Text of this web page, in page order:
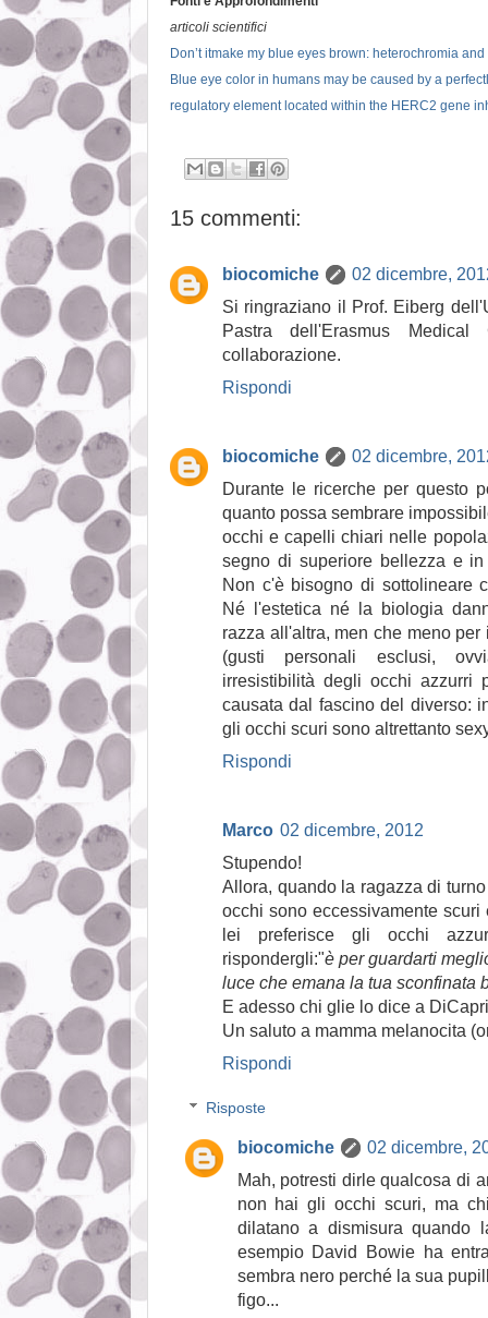
articoli scientifici
Don’t itmake my blue eyes brown: heterochromia
Blue eye color in humans may be caused by a
regulatory element located within the HERC2 gene
15 commenti:
biocomiche
02 dicembre,
Si ringraziano il Prof. Eiberg
Pastra dell'Erasmus
collaborazione.
Rispondi
biocomiche
02 dicembre,
Durante le ricerche per questo
quanto possa sembrare
occhi e capelli chiari nelle
segno di superiore bellezza e
Non c'è bisogno di sottolineare
Né l'estetica né la biologia
razza all'altra, men che meno
(gusti personali esclusi,
irresistibilità degli occhi azzurri
causata dal fascino del diverso:
gli occhi scuri sono altrettanto
Rispondi
Marco 02 dicembre, 2012
Stupendo!
Allora, quando la ragazza di
occhi sono eccessivamente
lei preferisce gli occhi
rispondergli:"è per guardarti
luce che emana la tua sconfinata
E adesso chi glie lo dice a
Un saluto a mamma melanocita
Rispondi
Risposte
biocomiche
02 dicembre,
Mah, potresti dirle qualcosa di
non hai gli occhi scuri, ma
dilatano a dismisura
esempio David Bowie ha
sembra nero perché la sua
figo...